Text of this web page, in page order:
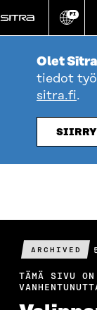
suoraan
sisältöön
Vaihda
kieli
FI
Olet
tiedot
sitra.fi.
SIIRRY
ARCHIVED
TÄMÄ SIVU